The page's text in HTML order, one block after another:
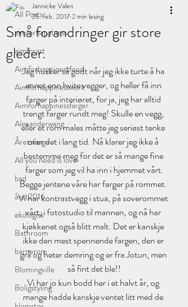
All Posts
aimforhappiness
aimforart
Aimforhappinessfood
Aimforhappinesswork
Aimforhappinessfarger
Alexanderwang
Åretsfarge
All you need is love
bad
året2016
økologisk
Bathroom
barnerom
Blomingville
Boligstyling
Små forandringer gir store
gleder.
Jannicke Valen
25. feb. 20172 min lesing
Jeg husker så godt når jeg ikke turte å ha
annet enn hvite vegger, og heller få inn
farger på interiøret, for ja, jeg har alltid
trengt farger rundt meg! Skulle en vegg,
eller et rom males måtte jeg seriøst tenke
over det i lang tid. Nå klarer jeg ikke å
bestemme meg for det er så mange fine
farger som jeg vil ha inn i hjemmet vårt.
Begge jentene våre har farger på rommet.
Vi har kontrastvegg i stua, på soverommet
vårt, i fotostudio til mannen, og nå har
kjøkkenet også blitt malt. Det er kanskje
ikke den mest spennende fargen, den er
grå og heter demring og er fra Jotun, men
så fint det ble!!
Vi har jo kun bodd her i et halvt år, og
mange hadde kanskje ventet litt med de